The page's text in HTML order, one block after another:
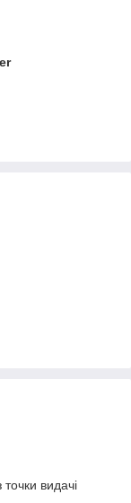
видачі